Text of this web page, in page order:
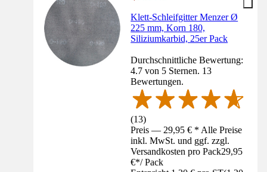
Klett-Schleifgitter Menzer Ø
225 mm, Korn 180,
Siliziumkarbid, 25er Pack
Durchschnittliche Bewertung:
4.7 von 5 Sternen. 13
Bewertungen.
(13)
Preis — 29,95 € * Alle Preise
inkl. MwSt. und ggf. zzgl.
Versandkosten pro Pack29,95
€*/ Pack